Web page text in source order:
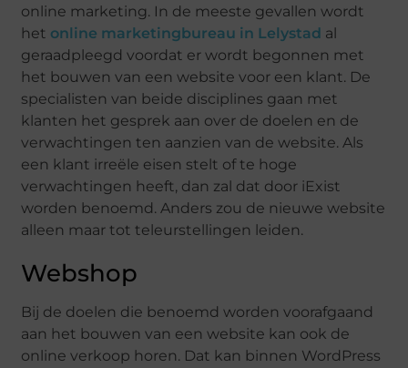
online marketing. In de meeste gevallen wordt
het online marketingbureau in Lelystad al
geraadpleegd voordat er wordt begonnen met
het bouwen van een website voor een klant. De
specialisten van beide disciplines gaan met
klanten het gesprek aan over de doelen en de
verwachtingen ten aanzien van de website. Als
een klant irreële eisen stelt of te hoge
verwachtingen heeft, dan zal dat door iExist
worden benoemd. Anders zou de nieuwe website
alleen maar tot teleurstellingen leiden.
Webshop
Bij de doelen die benoemd worden voorafgaand
aan het bouwen van een website kan ook de
online verkoop horen. Dat kan binnen WordPress